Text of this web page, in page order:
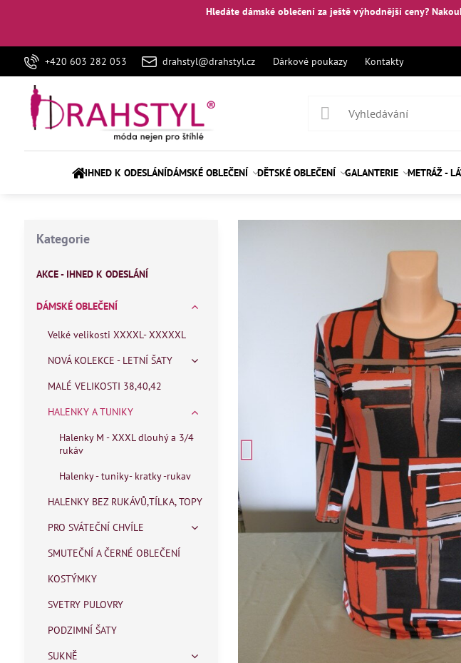
Hledáte dámské oblečení za ještě výhodnější ceny?
+420 603 282 053 drahstyl@drahstyl.cz Dárkové poukazy Kontakty
IHNED K ODESLÁNÍDÁMSKÉ OBLEČENÍ DĚTSKÉ OBLEČENÍ GALANTERIE METRÁŽ -
Kategorie
AKCE - IHNED K ODESLÁNÍ
DÁMSKÉ OBLEČENÍ
Velké velikosti XXXXL- XXXXXL
NOVÁ KOLEKCE - LETNÍ ŠATY
MALÉ VELIKOSTI 38,40,42
HALENKY A TUNIKY
Halenky M - XXXL dlouhý a 3/4
rukáv
Halenky - tuniky- kratky -rukav
HALENKY BEZ RUKÁVŮ,TÍLKA, TOPY
PRO SVÁTEČNÍ CHVÍLE
SMUTEČNÍ A ČERNÉ OBLEČENÍ
KOSTÝMKY
SVETRY PULOVRY
PODZIMNÍ ŠATY
SUKNĚ